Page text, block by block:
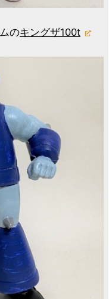
のキングザ100t